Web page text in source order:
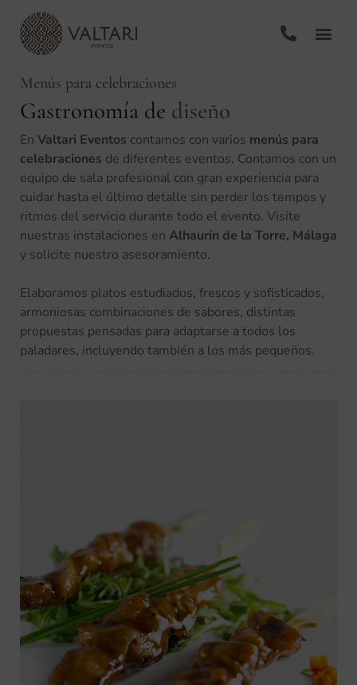
Menús para celebraciones
Gastronomía de diseño
En Valtari Eventos contamos con varios menús para
celebraciones de diferentes eventos. Contamos con un
equipo de sala profesional con gran experiencia para
cuidar hasta el último detalle sin perder los tempos y
ritmos del servicio durante todo el evento. Visite
nuestras instalaciones en Alhaurín de la Torre, Málaga
y solicite nuestro asesoramiento.
Elaboramos platos estudiados, frescos y sofisticados,
armoniosas combinaciones de sabores, distintas
propuestas pensadas para adaptarse a todos los
paladares, incluyendo también a los más pequeños.